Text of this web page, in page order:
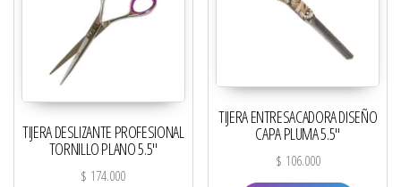
TIJERA DESLIZANTE PROFESIONAL
TORNILLO PLANO 5.5″
$ 174.000
TIJERA ENTRESACADORA DISEÑO
CAPA PLUMA 5.5″
$ 106.000